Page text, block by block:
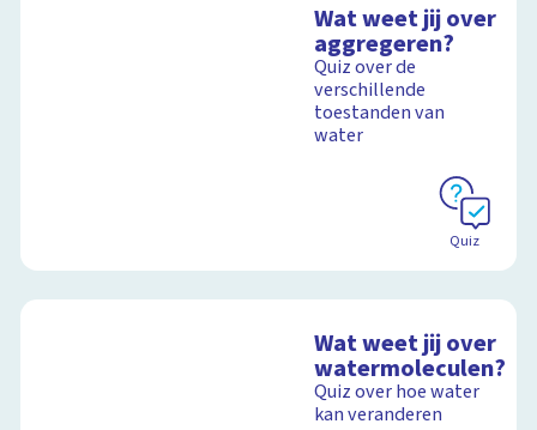
Wat weet jij over
aggregeren?
Quiz over de
verschillende
toestanden van
water
Quiz
Wat weet jij over
watermoleculen?
Quiz over hoe water
kan veranderen